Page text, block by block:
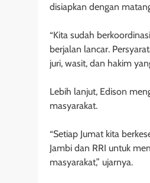
disiapkan dengan
“Kita sudah
berjalan lancar.
juri, wasit, dan hakim
Lebih lanjut, Edison
masyarakat.
“Setiap Jumat kita
Jambi dan RRI untuk
masyarakat,” ujarnya.